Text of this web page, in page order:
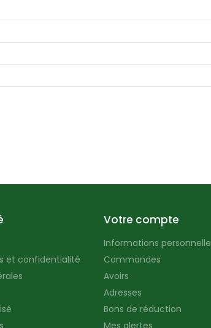
et confidentialité
Votre compte
Informations
Commandes
Avoirs
Adresses
Bons de réduction
Mes alertes